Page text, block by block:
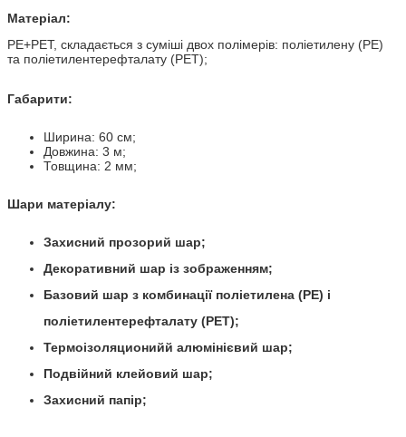
Матеріал:
PE+PET, складається з суміші двох полімерів: поліетилену (PE)
та поліетилентерефталату (PET);
Габарити:
Ширина: 60 см;
Довжина: 3 м;
Товщина: 2 мм;
Шари матеріалу:
Захисний прозорий шар;
Декоративний шар із зображенням;
Базовий шар з комбинації поліетилена (PE) і
поліетилентерефталату (PET);
Термоізоляционийй алюмінієвий шар;
Подвійний клейовий шар;
Захисний папір;